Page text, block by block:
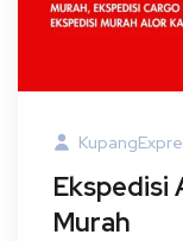
Ekspedisi
Murah